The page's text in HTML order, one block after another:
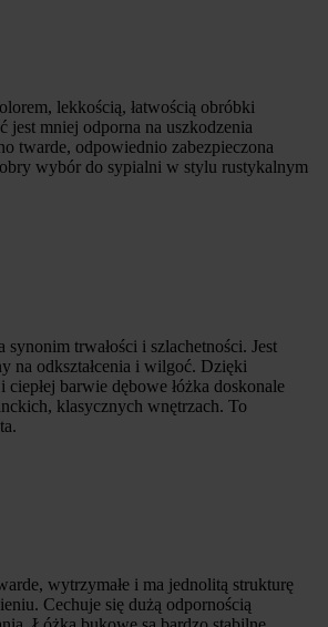
lekkością, łatwością obróbki
jest mniej odporna na uszkodzenia
twarde, odpowiednio zabezpieczona
wybór do sypialni w stylu rustykalnym
synonim trwałości i szlachetności. Jest
na odkształcenia i wilgoć. Dzięki
ciepłej barwie dębowe łóżka doskonale
klasycznych wnętrzach. To
wytrzymałe i ma jednolitą strukturę
Cechuje się dużą odpornością